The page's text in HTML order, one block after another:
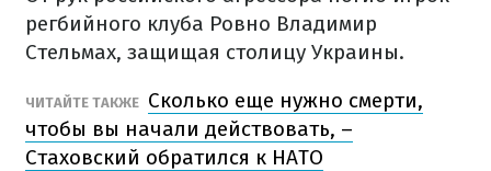
регбийного клуба Ровно Владимир
Стельмах, защищая столицу Украины.
ЧИТАЙТЕ ТАКЖЕ Сколько еще нужно смерти,
чтобы вы начали действовать, –
Стаховский обратился к НАТО